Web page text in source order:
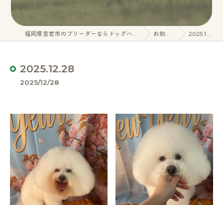
福岡県宮若市のブリーダーならドッグハウスRASA お知らせ 2025.12.28
2025.12.28
2025/12/28